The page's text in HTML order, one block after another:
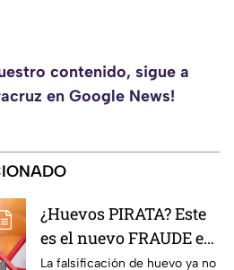
contenido, sigue a
en Google News!
¿Huevos PIRATA? Este
es el nuevo FRAUDE en
las cocinas de México
La falsificación de huevo ya no